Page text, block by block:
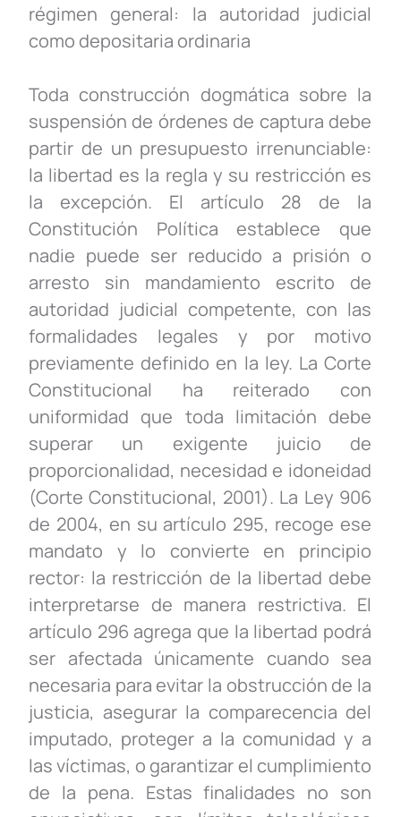
régimen general: la autoridad judicial
como depositaria ordinaria
Toda construcción dogmática sobre la
suspensión de órdenes de captura debe
partir de un presupuesto irrenunciable:
la libertad es la regla y su restricción es
la excepción. El artículo 28 de la
Constitución Política establece que
nadie puede ser reducido a prisión o
arresto sin mandamiento escrito de
autoridad judicial competente, con las
formalidades legales y por motivo
previamente definido en la ley. La Corte
Constitucional ha reiterado con
uniformidad que toda limitación debe
superar un exigente juicio de
proporcionalidad, necesidad e idoneidad
(Corte Constitucional, 2001). La Ley 906
de 2004, en su artículo 295, recoge ese
mandato y lo convierte en principio
rector: la restricción de la libertad debe
interpretarse de manera restrictiva. El
artículo 296 agrega que la libertad podrá
ser afectada únicamente cuando sea
necesaria para evitar la obstrucción de la
justicia, asegurar la comparecencia del
imputado, proteger a la comunidad y a
las víctimas, o garantizar el cumplimiento
de la pena. Estas finalidades no son